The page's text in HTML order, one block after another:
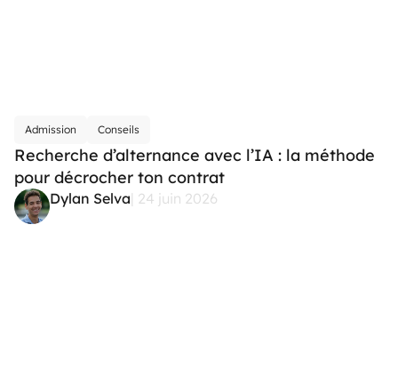
Admission Conseils
Recherche d’alternance avec l’IA : la méthode
pour décrocher ton contrat
Dylan Selva| 24 juin 2026